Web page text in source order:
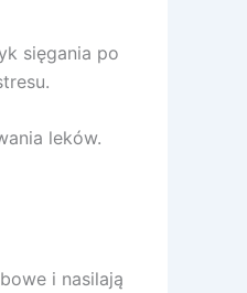
sięgania po
leków.
i nasilają